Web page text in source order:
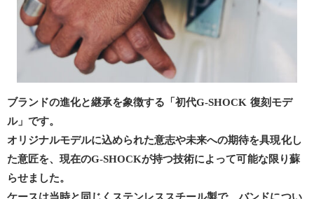
ブランドの進化と継承を象徴する「初代G-SHOCK 復刻モデ
ル」です。
オリジナルモデルに込められた意志や未来への期待を具現化し
た意匠を、現在のG-SHOCKが持つ技術によって可能な限り蘇
らせました。